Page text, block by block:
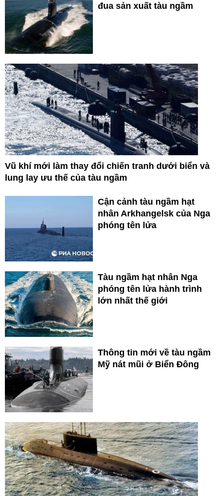
đua sản xuất tàu ngầm
Vũ khí mới làm thay đổi chiến tranh dưới biển và
lung lay ưu thế của tàu ngầm
Cận cảnh tàu ngầm hạt
nhân Arkhangelsk của Nga
phóng tên lửa
Tàu ngầm hạt nhân Nga
phóng tên lửa hành trình
lớn nhất thế giới
Thông tin mới về tàu ngầm
Mỹ nát mũi ở Biển Đông